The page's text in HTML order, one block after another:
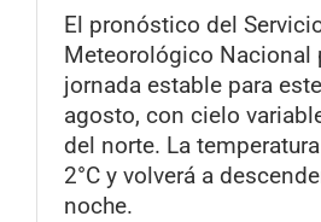
El pronóstico del
Meteorológico Nacional
jornada estable para
agosto, con cielo
del norte. La
2°C y volverá a
noche.